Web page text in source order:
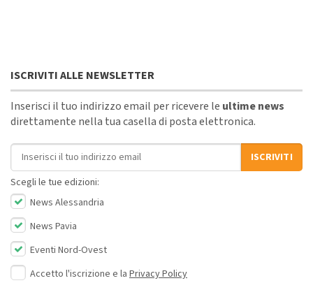
ISCRIVITI ALLE NEWSLETTER
Inserisci il tuo indirizzo email per ricevere le ultime news
direttamente nella tua casella di posta elettronica.
Indirizzo email
ISCRIVITI
Scegli le tue edizioni:
News Alessandria
News Pavia
Eventi Nord-Ovest
Accetto l'iscrizione e la Privacy Policy